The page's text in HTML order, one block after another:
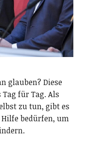
glauben? Diese
für Tag. Als
zu tun, gibt es
bedürfen, um